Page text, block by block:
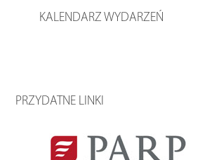
KALENDARZ WYDARZEŃ
PRZYDATNE LINKI